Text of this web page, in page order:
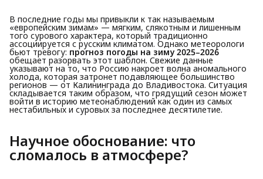
В последние годы мы привыкли к так называемым
«европейским зимам» — мягким, слякотным и лишенным
того сурового характера, который традиционно
ассоциируется с русским климатом. Однако метеорологи
бьют тревогу: прогноз погоды на зиму 2025–2026
обещает разорвать этот шаблон. Свежие данные
указывают на то, что Россию накроет волна аномального
холода, которая затронет подавляющее большинство
регионов — от Калининграда до Владивостока. Ситуация
складывается таким образом, что грядущий сезон может
войти в историю метеонаблюдений как один из самых
нестабильных и суровых за последнее десятилетие.
Научное обоснование: что
сломалось в атмосфере?